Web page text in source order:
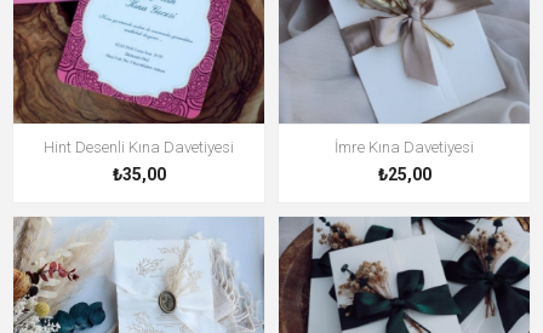
Hint Desenli Kına Davetiyesi
₺35,00
İmre Kına Davetiyesi
₺25,00